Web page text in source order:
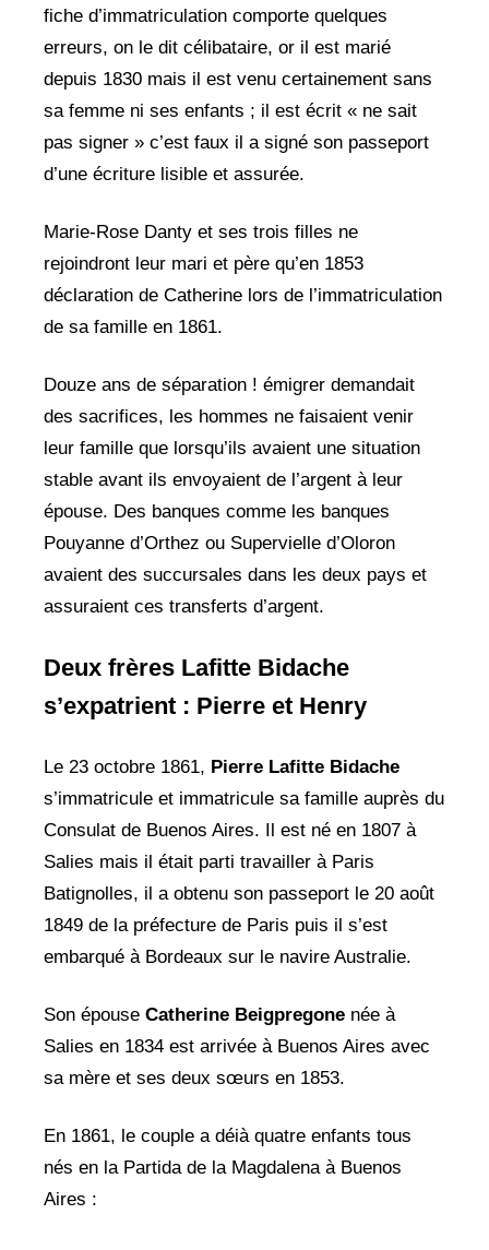
fiche d’immatriculation comporte quelques
erreurs, on le dit célibataire, or il est marié
depuis 1830 mais il est venu certainement sans
sa femme ni ses enfants ; il est écrit « ne sait
pas signer » c’est faux il a signé son passeport
d’une écriture lisible et assurée.
Marie-Rose Danty et ses trois filles ne
rejoindront leur mari et père qu’en 1853
déclaration de Catherine lors de l’immatriculation
de sa famille en 1861.
Douze ans de séparation ! émigrer demandait
des sacrifices, les hommes ne faisaient venir
leur famille que lorsqu’ils avaient une situation
stable avant ils envoyaient de l’argent à leur
épouse. Des banques comme les banques
Pouyanne d’Orthez ou Supervielle d’Oloron
avaient des succursales dans les deux pays et
assuraient ces transferts d’argent.
Deux frères Lafitte Bidache
s’expatrient : Pierre et Henry
Le 23 octobre 1861, Pierre Lafitte Bidache
s’immatricule et immatricule sa famille auprès du
Consulat de Buenos Aires. Il est né en 1807 à
Salies mais il était parti travailler à Paris
Batignolles, il a obtenu son passeport le 20 août
1849 de la préfecture de Paris puis il s’est
embarqué à Bordeaux sur le navire Australie.
Son épouse Catherine Beigpregone née à
Salies en 1834 est arrivée à Buenos Aires avec
sa mère et ses deux sœurs en 1853.
En 1861, le couple a déià quatre enfants tous
nés en la Partida de la Magdalena à Buenos
Aires :